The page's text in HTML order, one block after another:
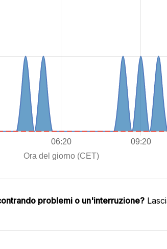
problemi o un'interruzione?